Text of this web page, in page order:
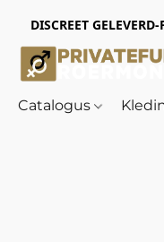
DISCREET
Catalogus